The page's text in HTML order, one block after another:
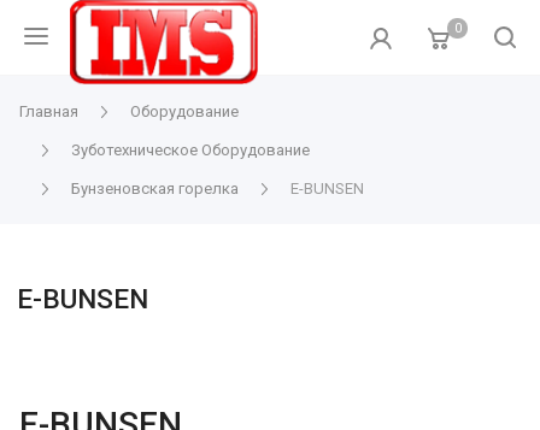
0
Главная Оборудование
Зуботехническое Оборудование
Бунзеновская горелка E-BUNSEN
E-BUNSEN